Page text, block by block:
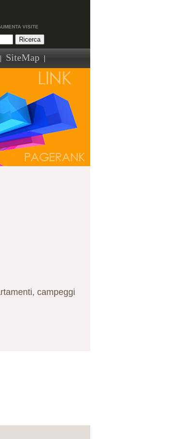
VISITE
| SiteMap |
campeggi